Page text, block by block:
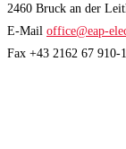
2460 Bruck an der
E-Mail office@eap-
Fax +43 2162 67 910-